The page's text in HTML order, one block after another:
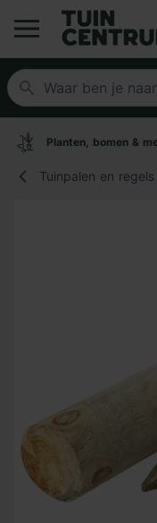
Logo
Planten, bomen &
Tuinpalen en regels